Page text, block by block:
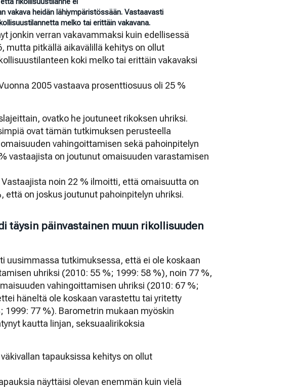
vakava heidän lähiympäristössään. Vastaavasti
melko tai erittäin vakavana.
jonkin verran vakavammaksi kuin edellisessä
mutta pitkällä aikavälillä kehitys on ollut
koki melko tai erittäin vakavaksi
2005 vastaava prosenttiosuus oli 25 %
ovatko he joutuneet rikoksen uhriksi.
ovat tämän tutkimuksen perusteella
vahingoittamisen sekä pahoinpitelyn
vastaajista on joutunut omaisuuden varastamisen
noin 22 % ilmoitti, että omaisuutta on
että on joskus joutunut pahoinpitelyn uhriksi.
täysin päinvastainen muun rikollisuuden
uusimmassa tutkimuksessa, että ei ole koskaan
uhriksi (2010: 55 %; 1999: 58 %), noin 77 %,
vahingoittamisen uhriksi (2010: 67 %;
häneltä ole koskaan varastettu tai yritetty
1999: 77 %). Barometrin mukaan myöskin
kautta linjan, seksuaalirikoksia
tapauksissa kehitys on ollut
näyttäisi olevan enemmän kuin vielä